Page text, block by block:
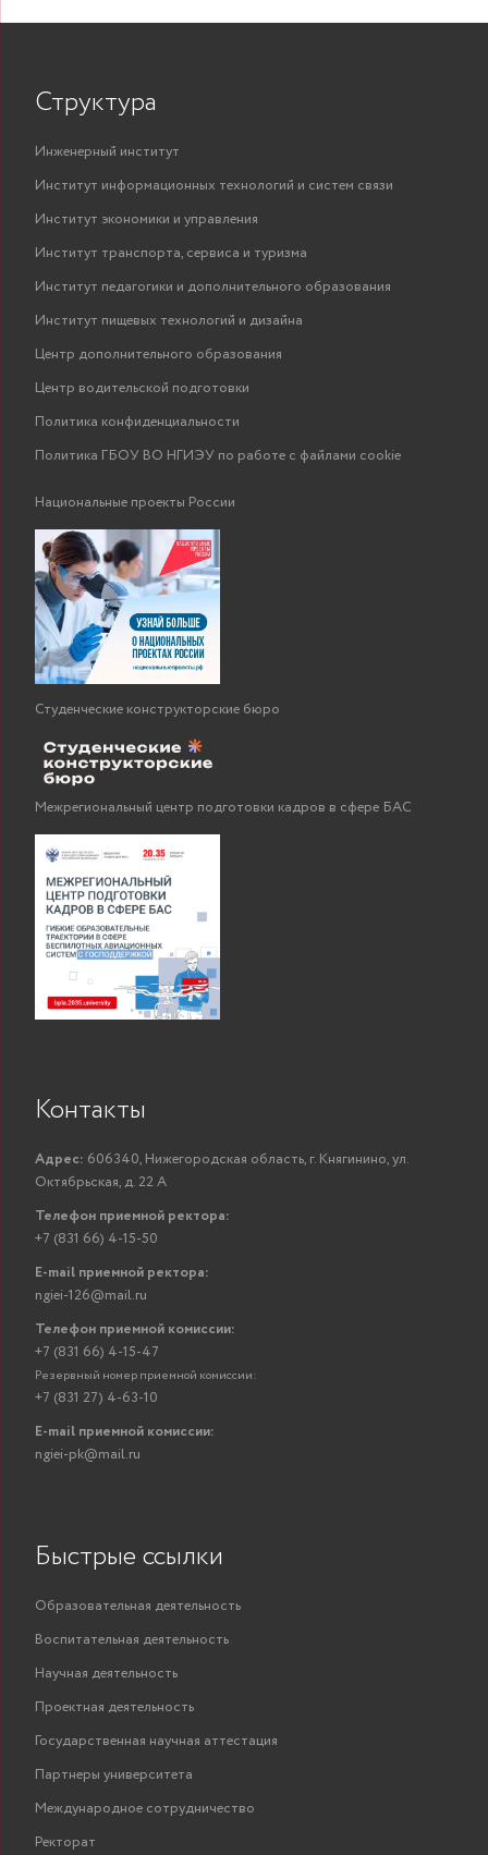
Структура
Инженерный институт
Институт информационных технологий и систем связи
Институт экономики и управления
Институт транспорта, сервиса и туризма
Институт педагогики и дополнительного образования
Институт пищевых технологий и дизайна
Центр дополнительного образования
Центр водительской подготовки
Политика конфиденциальности
Политика ГБОУ ВО НГИЭУ по работе с файлами cookie
Национальные проекты России
Студенческие конструкторские бюро
Межрегиональный центр подготовки кадров в сфере БАС
Контакты
Адрес: 606340, Нижегородская область, г. Княгинино, ул.
Октябрьская, д. 22 А
Телефон приемной ректора:
+7 (831 66) 4-15-50
E-mail приемной ректора:
ngiei-126@mail.ru
Телефон приемной комиссии:
+7 (831 66) 4-15-47
Резервный номер приемной комиссии:
+7 (831 27) 4-63-10
E-mail приемной комиссии:
ngiei-pk@mail.ru
Быстрые ссылки
Образовательная деятельность
Воспитательная деятельность
Научная деятельность
Проектная деятельность
Государственная научная аттестация
Партнеры университета
Международное сотрудничество
Ректорат